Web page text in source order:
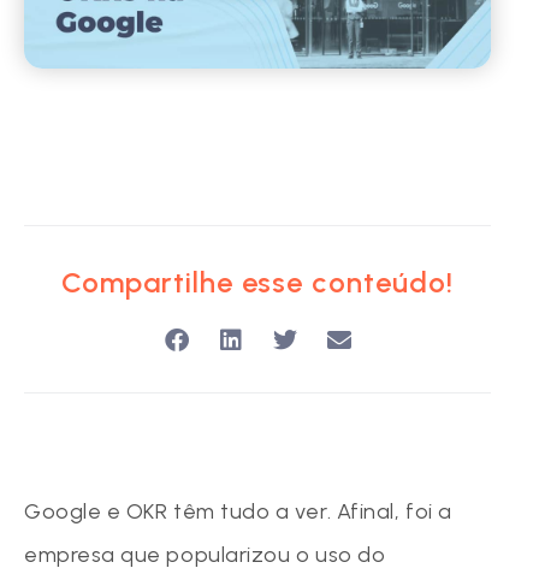
Compartilhe esse conteúdo!
Google e OKR têm tudo a ver. Afinal, foi a
empresa que popularizou o uso do